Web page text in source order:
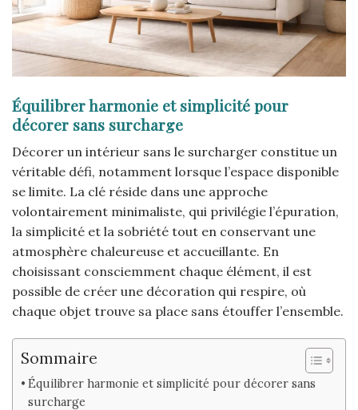
Équilibrer harmonie et simplicité pour
décorer sans surcharge
Décorer un intérieur sans le surcharger constitue un
véritable défi, notamment lorsque l’espace disponible
se limite. La clé réside dans une approche
volontairement minimaliste, qui privilégie l’épuration,
la simplicité et la sobriété tout en conservant une
atmosphère chaleureuse et accueillante. En
choisissant consciemment chaque élément, il est
possible de créer une décoration qui respire, où
chaque objet trouve sa place sans étouffer l’ensemble.
Sommaire
Équilibrer harmonie et simplicité pour décorer sans
surcharge